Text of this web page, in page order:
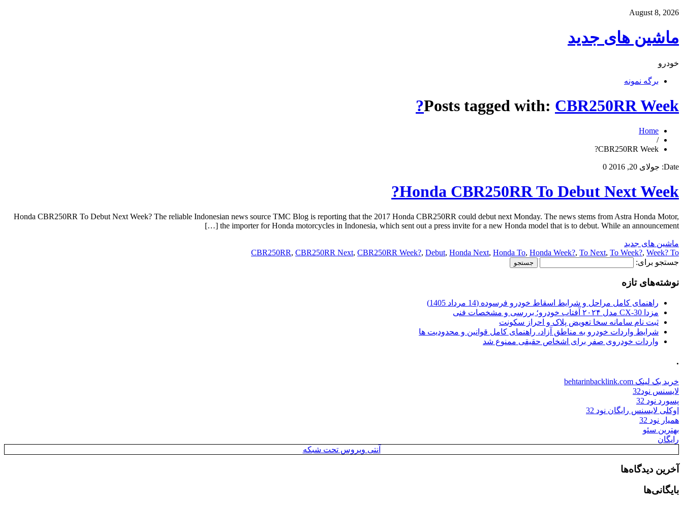
August 8, 2026
ماشین های جدید
خودرو
برگه نمونه
Posts tagged with: CBR250RR Week?
Home
/
CBR250RR Week?
Date: جولای 20, 2016 0
Honda CBR250RR To Debut Next Week?
Honda CBR250RR To Debut Next Week? The reliable Indonesian news source TMC Blog is reporting that the 2017 Honda CBR250RR could debut next Monday. The news stems from Astra Honda Motor,
the importer for Honda motorcycles in Indonesia, which sent out a press invite for a new Honda model that is to debut. While an announcement […]
ماشین های جدید
CBR250RR, CBR250RR Next, CBR250RR Week?, Debut, Honda Next, Honda To, Honda Week?, To Next, To Week?, Week? To
جستجو برای:
نوشته‌های تازه
راهنمای کامل مراحل و شرایط اسقاط خودرو فرسوده (14 مرداد 1405)
مزدا CX-30 مدل ۲۰۲۴ آفتاب خودرو؛ بررسی و مشخصات فنی
ثبت نام سامانه سخا تعویض پلاک و احراز سکونت
شرایط واردات خودرو به مناطق آزاد، راهنمای کامل قوانین و محدودیت ها
واردات خودروی صفر برای اشخاص حقیقی ممنوع شد
.
خرید بک لینک behtarinbacklink.com
لایسنس نود32
پسورد نود 32
اوکلی لایسنس رایگان نود 32
همیار نود 32
بهترین سئو
رایگان
آنتی ویروس تحت شبکه
آخرین دیدگاه‌ها
بایگانی‌ها